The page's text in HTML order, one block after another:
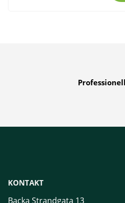
KONTAKT
Backa Strandgata 13